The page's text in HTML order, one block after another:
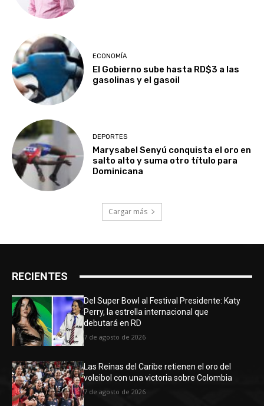
ECONOMÍA
El Gobierno sube hasta RD$3 a las
gasolinas y el gasoil
DEPORTES
Marysabel Senyú conquista el oro en
salto alto y suma otro título para
Dominicana
Cargar más
RECIENTES
Del Super Bowl al Festival Presidente: Katy
Perry, la estrella internacional que
debutará en RD
7 de agosto de 2026
Las Reinas del Caribe retienen el oro del
voleibol con una victoria sobre Colombia
7 de agosto de 2026